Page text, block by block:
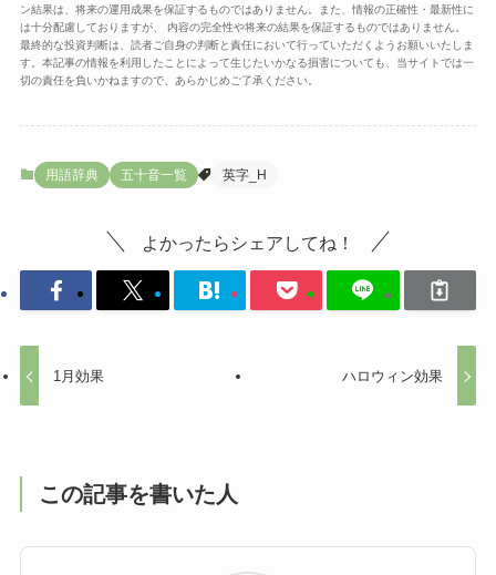
ン結果は、将来の運用成果を保証するものではありません。また、情報の正確性・最新性に
は十分配慮しておりますが、 内容の完全性や将来の結果を保証するものではありません。
最終的な投資判断は、読者ご自身の判断と責任において行っていただくようお願いいたしま
す。本記事の情報を利用したことによって生じたいかなる損害についても、当サイトでは一
切の責任を負いかねますので、あらかじめご了承ください。
用語辞典 五十音一覧 英字_H
よかったらシェアしてね！
1月効果 ハロウィン効果
この記事を書いた人